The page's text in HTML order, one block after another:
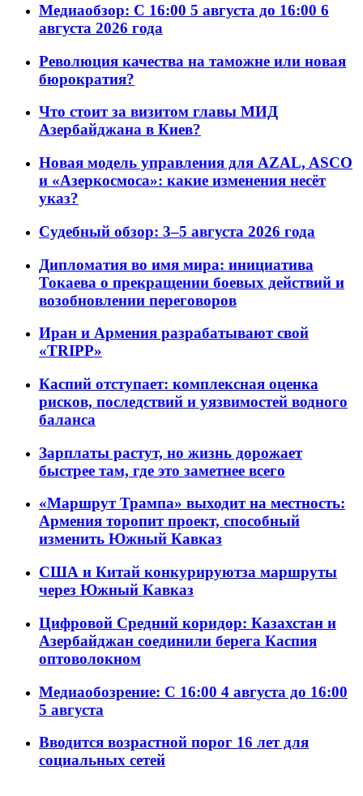
Медиаобзор: С 16:00 5 августа до 16:00 6
августа 2026 года
Революция качества на таможне или новая
бюрократия?
Что стоит за визитом главы МИД
Азербайджана в Киев?
Новая модель управления для AZAL, ASCO
и «Азеркосмоса»: какие изменения несёт
указ?
Судебный обзор: 3–5 августа 2026 года
Дипломатия во имя мира: инициатива
Токаева о прекращении боевых действий и
возобновлении переговоров
Иран и Армения разрабатывают свой
«TRIPP»
Каспий отступает: комплексная оценка
рисков, последствий и уязвимостей водного
баланса
Зарплаты растут, но жизнь дорожает
быстрее там, где это заметнее всего
«Маршрут Трампа» выходит на местность:
Армения торопит проект, способный
изменить Южный Кавказ
США и Китай конкурируютза маршруты
через Южный Кавказ
Цифровой Средний коридор: Казахстан и
Азербайджан соединили берега Каспия
оптоволокном
Медиаобозрение: С 16:00 4 августа до 16:00
5 августа
Вводится возрастной порог 16 лет для
социальных сетей